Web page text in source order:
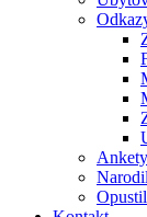
Ankety